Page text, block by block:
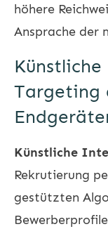
höhere
Ansprache der
Targeting
Künstliche
Rekrutierung
gestützten